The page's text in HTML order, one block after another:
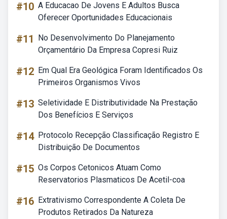
#10 A Educacao De Jovens E Adultos Busca
Oferecer Oportunidades Educacionais
#11
No Desenvolvimento Do Planejamento
Orçamentário Da Empresa Copresi Ruiz
#12 Em Qual Era Geológica Foram Identificados Os
Primeiros Organismos Vivos
#13 Seletividade E Distributividade Na Prestação
Dos Benefícios E Serviços
#14 Protocolo Recepção Classificação Registro E
Distribuição De Documentos
#15 Os Corpos Cetonicos Atuam Como
Reservatorios Plasmaticos De Acetil-coa
#16 Extrativismo Correspondente A Coleta De
Produtos Retirados Da Natureza